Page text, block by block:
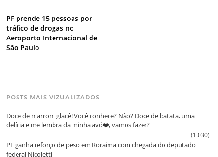
PF prende 15 pessoas por
tráfico de drogas no
Aeroporto Internacional de
São Paulo
POSTS MAIS VIZUALIZADOS
Doce de marrom glacê! Você conhece? Não? Doce de batata, uma
delícia e me lembra da minha avó❤️, vamos fazer?
(1.030)
PL ganha reforço de peso em Roraima com chegada do deputado
federal Nicoletti